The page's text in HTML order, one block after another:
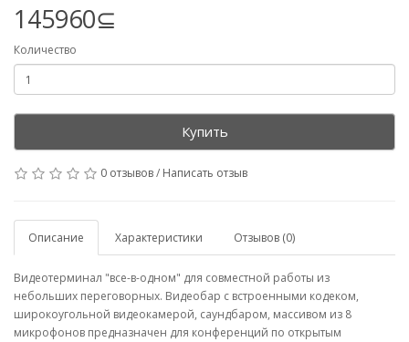
145960⊆
Количество
Купить
0 отзывов/ Написать отзыв
Описание Характеристики Отзывов (0)
Видеотерминал "все-в-одном" для совместной работы из
небольших переговорных. Видеобар с встроенными кодеком,
широкоугольной видеокамерой, саундбаром, массивом из 8
микрофонов предназначен для конференций по открытым